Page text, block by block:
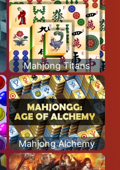
Mahjong Titans
Mahjong Alchemy